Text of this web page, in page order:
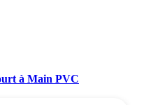
à Main PVC